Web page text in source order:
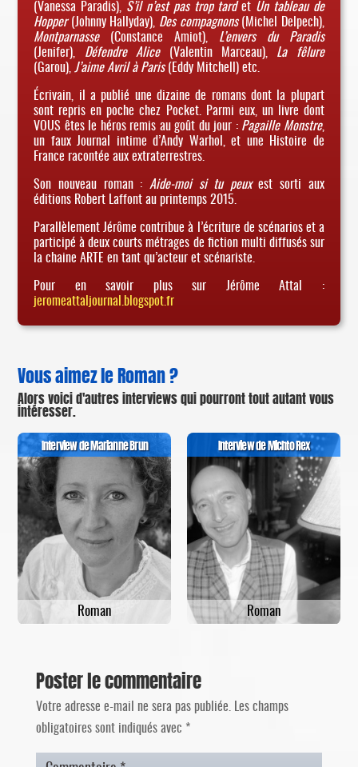
(Vanessa Paradis), S’il n’est pas trop tardet Un tableau de
Hopper(Johnny Hallyday), Des compagnons(Michel Delpech),
Montparnasse(Constance Amiot), L’envers du Paradis
(Jenifer), Défendre Alice(Valentin Marceau), La fêlure
(Garou), J’aime Avril à Paris(Eddy Mitchell) etc.
Écrivain, il a publié une dizaine de romans dont la plupart
sont repris en poche chez Pocket. Parmi eux, un livre dont
VOUS êtes le héros remis au goût du jour : Pagaille Monstre,
un faux Journal intime d’Andy Warhol, et une Histoire de
France racontée aux extraterrestres.
Son nouveau roman : Aide-moi si tu peuxest sorti aux
éditions Robert Laffont au printemps 2015.
Parallèlement Jérôme contribue à l’écriture de scénarios et a
participé à deux courts métrages de fiction multi diffusés sur
la chaine ARTE en tant qu’acteur et scénariste.
Pour en savoir plus sur Jérôme Attal :
jeromeattaljournal.blogspot.fr
Vous aimez le Roman ?
Alors voici d'autres interviews qui pourront tout autant vous
intéresser.
Interview de Marianne Brun
Roman
Interview de Michto Rex
Roman
Poster le commentaire
Votre adresse e-mail ne sera pas publiée.
Les champs
obligatoires sont indiqués avec *